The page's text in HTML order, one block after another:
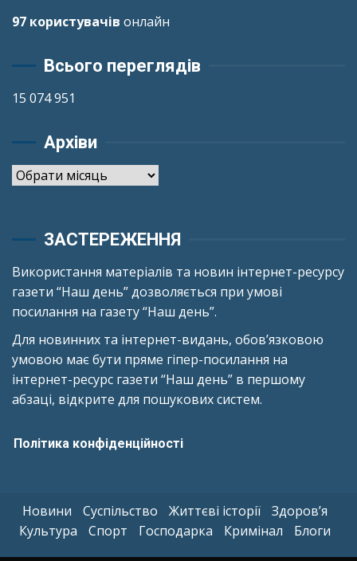
97 користувачів онлайн
Всього переглядів
15 074 951
Архіви
Архіви
ЗАСТЕРЕЖЕННЯ
Використання матеріалів та новин інтернет-ресурсу
газети “Наш день” дозволяється при умові
посилання на газету “Наш день”.
Для новинних та інтернет-видань, обов’язковою
умовою має бути пряме гіпер-посилання на
інтернет-ресурс газети “Наш день” в першому
абзаці, відкрите для пошукових систем.
Політика конфіденційності
Новини Суспільство Життєві історії
Здоров’я
Культура
Спорт Господарка Кримінал Блоги